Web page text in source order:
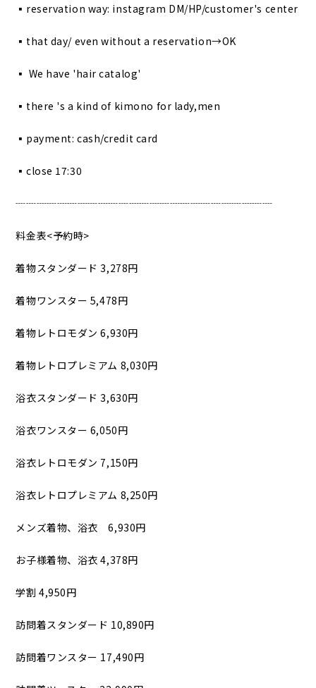
▪︎reservation way: instagram DM/HP/customer's center
▪︎that day/ even without a reservation→OK
▪︎ We have 'hair catalog'
▪︎there 's a kind of kimono for lady,men
▪︎payment: cash/credit card
▪︎close 17:30
┈┈┈┈┈┈┈┈┈┈┈┈┈┈┈┈┈┈┈┈┈┈┈┈┈
料金表<予約時>
着物スタンダード 3,278円
着物ワンスター 5,478円
着物レトロモダン 6,930円
着物レトロプレミアム 8,030円
浴衣スタンダード 3,630円
浴衣ワンスター 6,050円
浴衣レトロモダン 7,150円
浴衣レトロプレミアム 8,250円
メンズ着物、浴衣 6,930円
お子様着物、浴衣 4,378円
学割 4,950円
訪問着スタンダード 10,890円
訪問着ワンスター 17,490円